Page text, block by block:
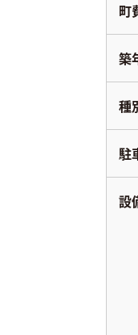
町
築
種
駐
設